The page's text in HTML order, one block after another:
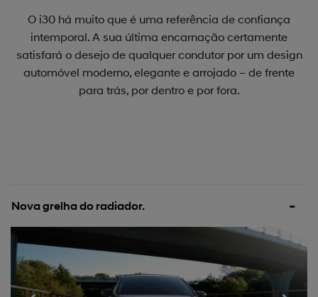
O i30 há muito que é uma referência de confiança
intemporal. A sua última encarnação certamente
satisfará o desejo de qualquer condutor por um design
automóvel moderno, elegante e arrojado – de frente
para trás, por dentro e por fora.
Nova grelha do radiador.